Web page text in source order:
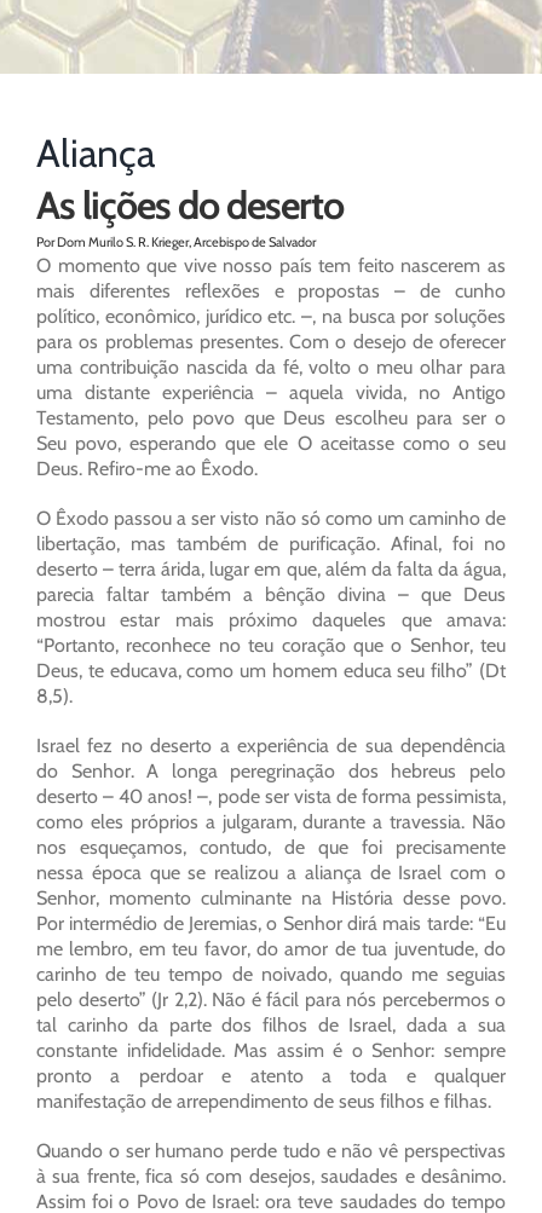
Aliança
As lições do deserto
Por Dom Murilo S. R. Krieger, Arcebispo de Salvador
O momento que vive nosso país tem feito nascerem as
mais diferentes reflexões e propostas – de cunho
político, econômico, jurídico etc. –, na busca por soluções
para os problemas presentes. Com o desejo de oferecer
uma contribuição nascida da fé, volto o meu olhar para
uma distante experiência – aquela vivida, no Antigo
Testamento, pelo povo que Deus escolheu para ser o
Seu povo, esperando que ele O aceitasse como o seu
Deus. Refiro-me ao Êxodo.
O Êxodo passou a ser visto não só como um caminho de
libertação, mas também de purificação. Afinal, foi no
deserto – terra árida, lugar em que, além da falta da água,
parecia faltar também a bênção divina – que Deus
mostrou estar mais próximo daqueles que amava:
“Portanto, reconhece no teu coração que o Senhor, teu
Deus, te educava, como um homem educa seu filho” (Dt
8,5).
Israel fez no deserto a experiência de sua dependência
do Senhor. A longa peregrinação dos hebreus pelo
deserto – 40 anos! –, pode ser vista de forma pessimista,
como eles próprios a julgaram, durante a travessia. Não
nos esqueçamos, contudo, de que foi precisamente
nessa época que se realizou a aliança de Israel com o
Senhor, momento culminante na História desse povo.
Por intermédio de Jeremias, o Senhor dirá mais tarde: “Eu
me lembro, em teu favor, do amor de tua juventude, do
carinho de teu tempo de noivado, quando me seguias
pelo deserto” (Jr 2,2). Não é fácil para nós percebermos o
tal carinho da parte dos filhos de Israel, dada a sua
constante infidelidade. Mas assim é o Senhor: sempre
pronto a perdoar e atento a toda e qualquer
manifestação de arrependimento de seus filhos e filhas.
Quando o ser humano perde tudo e não vê perspectivas
à sua frente, fica só com desejos, saudades e desânimo.
Assim foi o Povo de Israel: ora teve saudades do tempo